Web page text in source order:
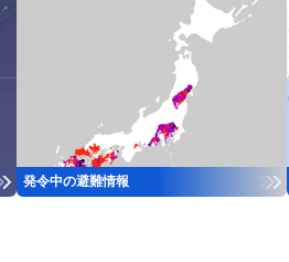
発令中の避難情報